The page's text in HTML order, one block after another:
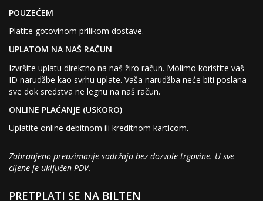
POUZEĆEM
Platite gotovinom prilikom dostave.
UPLATOM NA NAŠ RAČUN
Izvršite uplatu direktno na naš žiro račun. Molimo koristite vaš
ID narudžbe kao svrhu uplate. Vaša narudžba neće biti poslana
sve dok sredstva ne legnu na naš račun.
ONLINE PLAĆANJE (USKORO)
Uplatite online debitnom ili kreditnom karticom.
Zabranjeno preuzimanje sadržaja bez dozvole trgovine. U sve
cijene je uključen PDV.
PRETPLATI SE NA BILTEN